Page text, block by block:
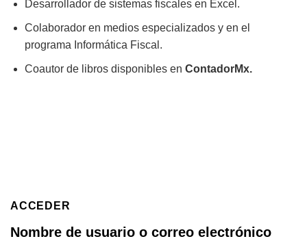
Desarrollador de sistemas fiscales en Excel.
Colaborador en medios especializados y en el
programa Informática Fiscal.
Coautor de libros disponibles en ContadorMx.
ACCEDER
Nombre de usuario o correo electrónico